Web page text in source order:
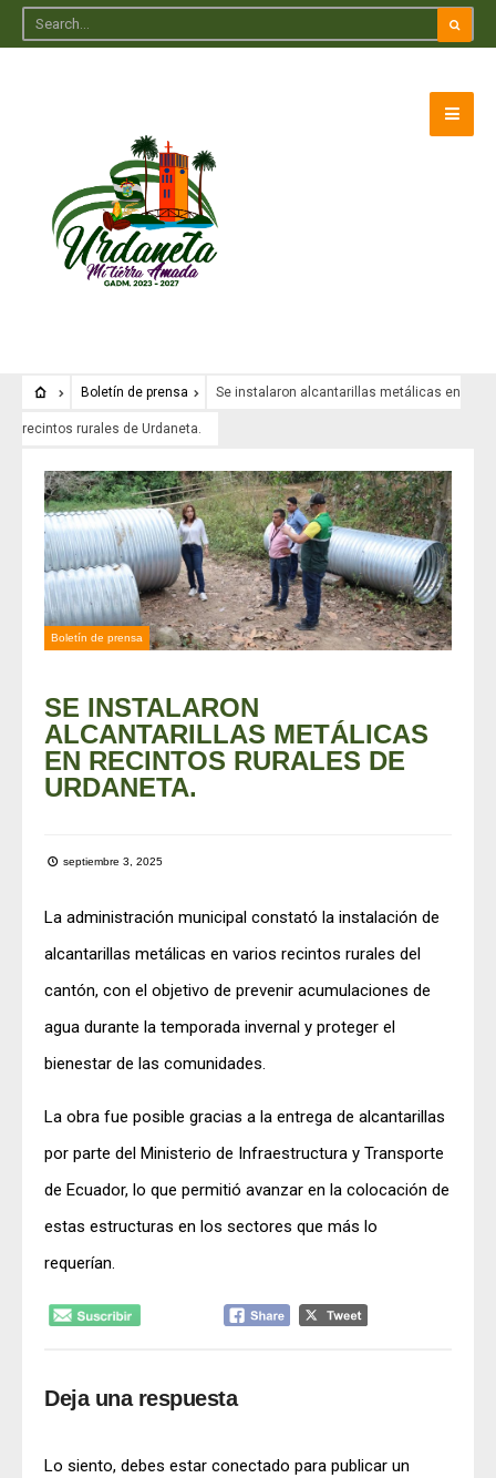
Boletín de prensa Se instalaron alcantarillas metálicas en
recintos rurales de Urdaneta.
Boletín de prensa
SE INSTALARON
ALCANTARILLAS METÁLICAS
EN RECINTOS RURALES DE
URDANETA.
septiembre 3, 2025
La administración municipal constató la instalación de
alcantarillas metálicas en varios recintos rurales del
cantón, con el objetivo de prevenir acumulaciones de
agua durante la temporada invernal y proteger el
bienestar de las comunidades.
La obra fue posible gracias a la entrega de alcantarillas
por parte del Ministerio de Infraestructura y Transporte
de Ecuador, lo que permitió avanzar en la colocación de
estas estructuras en los sectores que más lo
requerían.
Deja una respuesta
Lo siento, debes estar conectado para publicar un